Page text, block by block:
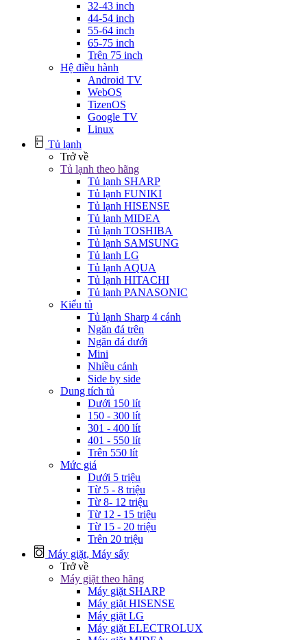
32-43 inch
44-54 inch
55-64 inch
65-75 inch
Trên 75 inch
Hệ điều hành
Android TV
WebOS
TizenOS
Google TV
Linux
Tủ lạnh
Trở về
Tủ lạnh theo hãng
Tủ lạnh SHARP
Tủ lạnh FUNIKI
Tủ lạnh HISENSE
Tủ lạnh MIDEA
Tủ lạnh TOSHIBA
Tủ lạnh SAMSUNG
Tủ lạnh LG
Tủ lạnh AQUA
Tủ lạnh HITACHI
Tủ lạnh PANASONIC
Kiểu tủ
Tủ lạnh Sharp 4 cánh
Ngăn đá trên
Ngăn đá dưới
Mini
Nhiều cánh
Side by side
Dung tích tủ
Dưới 150 lít
150 - 300 lít
301 - 400 lít
401 - 550 lít
Trên 550 lít
Mức giá
Dưới 5 triệu
Từ 5 - 8 triệu
Từ 8- 12 triệu
Từ 12 - 15 triệu
Từ 15 - 20 triệu
Trên 20 triệu
Máy giặt, Máy sấy
Trở về
Máy giặt theo hãng
Máy giặt SHARP
Máy giặt HISENSE
Máy giặt LG
Máy giặt ELECTROLUX